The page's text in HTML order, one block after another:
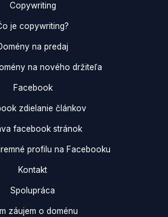
Copywriting
je copywriting?
na predaj
na nového držiteľa
Facebook
zdielanie článkov
facebook stránok
profilu na Facebooku
Kontakt
Spolupráca
záujem o doménu